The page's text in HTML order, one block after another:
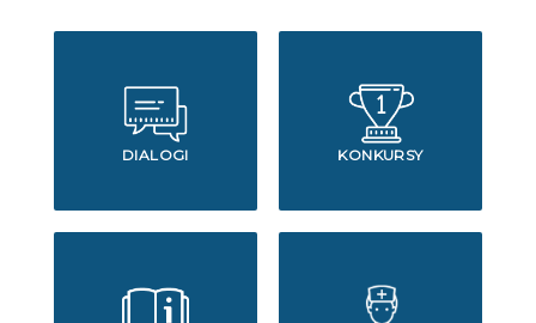
DIALOGI KONKURSY